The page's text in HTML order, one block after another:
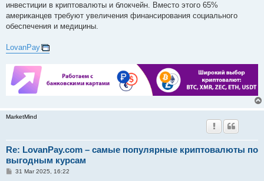
инвестиции в криптовалюты и блокчейн. Вместо этого 65%
американцев требуют увеличения финансирования социального
обеспечения и медицины.
LovanPay
MarketMind
Re: LovanPay.com – самые популярные криптовалюты по
выгодным курсам
P31 Mar 2025, 16:22